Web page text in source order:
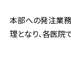
本部への発注業
理となり、各医院